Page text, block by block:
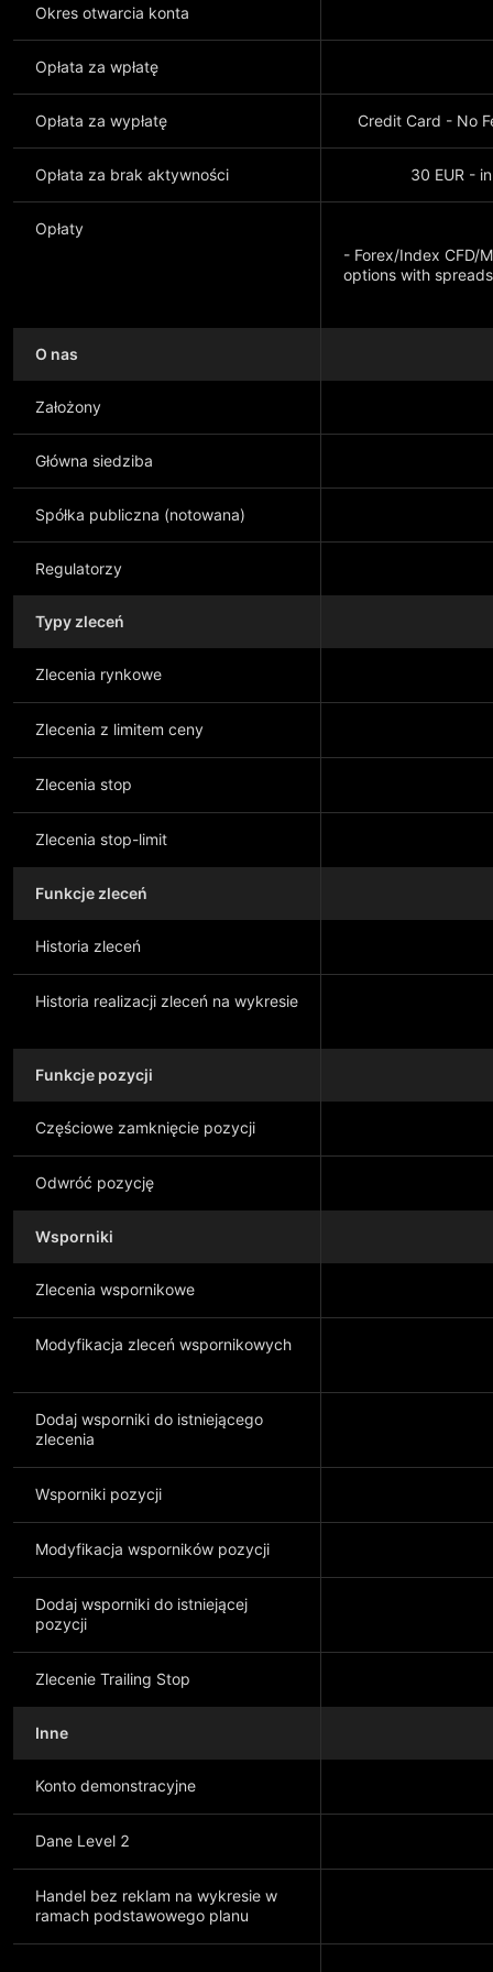
Okres otwarcia konta
Opłata za wpłatę
Opłata za wypłatę Credit Card - No
Opłata za brak aktywności 30 EUR -
Opłaty
- Forex/Index CFD/
options with
O nas
Założony
Główna siedziba
Spółka publiczna (notowana)
Regulatorzy
Typy zleceń
Zlecenia rynkowe
Zlecenia z limitem ceny
Zlecenia stop
Zlecenia stop-limit
Funkcje zleceń
Historia zleceń
Historia realizacji zleceń na wykresie
Funkcje pozycji
Częściowe zamknięcie pozycji
Odwróć pozycję
Wsporniki
Zlecenia wspornikowe
Modyfikacja zleceń wspornikowych
Dodaj wsporniki do istniejącego
zlecenia
Wsporniki pozycji
Modyfikacja wsporników pozycji
Dodaj wsporniki do istniejącej
pozycji
Zlecenie Trailing Stop
Inne
Konto demonstracyjne
Dane Level 2
Handel bez reklam na wykresie w
ramach podstawowego planu